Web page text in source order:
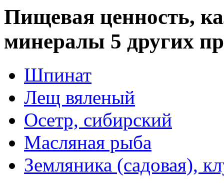
Пищевая ценность,
минералы 5 других
Шпинат
Лещ вяленый
Осетр, сибирский
Масляная рыба
Земляника (садовая),